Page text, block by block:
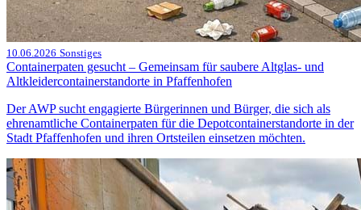
10.06.2026 Sonstiges
Containerpaten gesucht – Gemeinsam für saubere Altglas- und
Altkleidercontainerstandorte in Pfaffenhofen
Der AWP sucht engagierte Bürgerinnen und Bürger, die sich als
ehrenamtliche Containerpaten für die Depotcontainerstandorte in der
Stadt Pfaffenhofen und ihren Ortsteilen einsetzen möchten.